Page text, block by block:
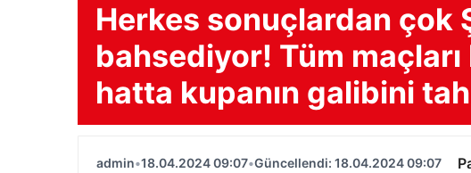
Herkes sonuçlardan çok
bahsediyor! Tüm
hatta kupanın galibini
admin•18.04.2024 09:07•Güncellendi: 18.04.2024 09:07